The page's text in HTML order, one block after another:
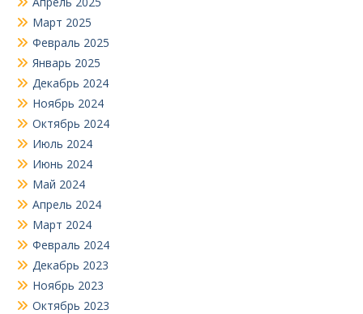
Март 2025
Февраль 2025
Январь 2025
Декабрь 2024
Ноябрь 2024
Октябрь 2024
Июль 2024
Июнь 2024
Май 2024
Апрель 2024
Март 2024
Февраль 2024
Декабрь 2023
Ноябрь 2023
Октябрь 2023